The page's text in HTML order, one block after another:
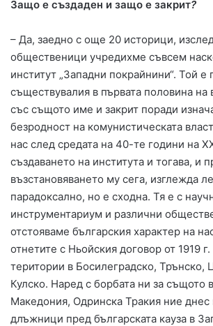
Защо е създаден и защо е закрит?
– Да, заедно с още 20 историци,
общественици учредихме съвсем
институт „Западни покрайнини“. Той
съществувалия в първата половина на
със същото име и закрит поради
безродност на комунистическата
нас след средата на 40-те години на
създаването на института и тогава, и
възстановяването му сега, изглежда
парадоксално, но е сходна. Тя е с
инструментариум и различни
отстояваме българския характер на
отнетите с Ньойския договор от 1919
територии в Босилеградско, Трънско,
Кулско. Наред с борбата ни за същото
Македония, Одринска Тракия ние днес
длъжници пред българската кауза в